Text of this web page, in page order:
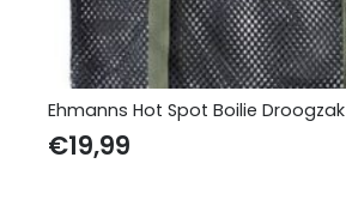
Ehmanns Hot Spot Boilie Droogzak
€19,99